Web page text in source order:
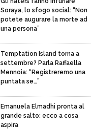
Soraya, lo sfogo social: “Non
potete augurare la morte ad
una persona”
Temptation Island torna a
settembre? Parla Raffaella
Mennoia: “Registreremo una
puntata se…”
Emanuela Elmadhi pronta al
grande salto: ecco a cosa
aspira